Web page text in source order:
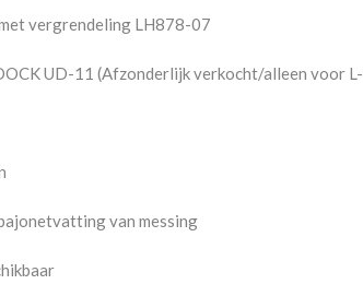
vergrendeling LH878-07
UD-11 (Afzonderlijk verkocht/alleen voor L-
van messing